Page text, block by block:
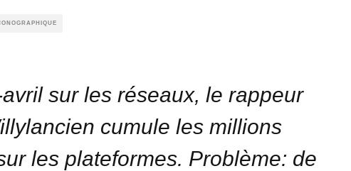
sur les réseaux, le rappeur
cumule les millions
les plateformes. Problème: de